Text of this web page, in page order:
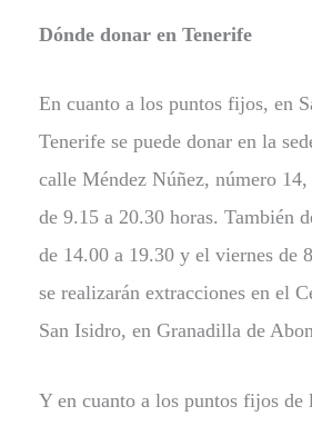
Dónde donar en Tenerife
En cuanto a los puntos fijos, en
Tenerife se puede donar en la
calle Méndez Núñez, número
de 9.15 a 20.30 horas. También
de 14.00 a 19.30 y el viernes de
se realizarán extracciones en el
San Isidro, en Granadilla de
Y en cuanto a los puntos fijos de